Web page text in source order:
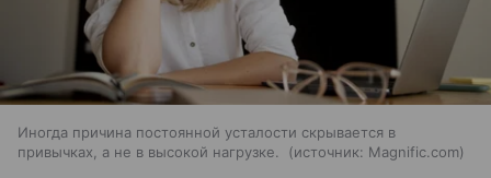
Иногда причина постоянной усталости скрывается в
привычках, а не в высокой нагрузке.
источник: Magnific.com